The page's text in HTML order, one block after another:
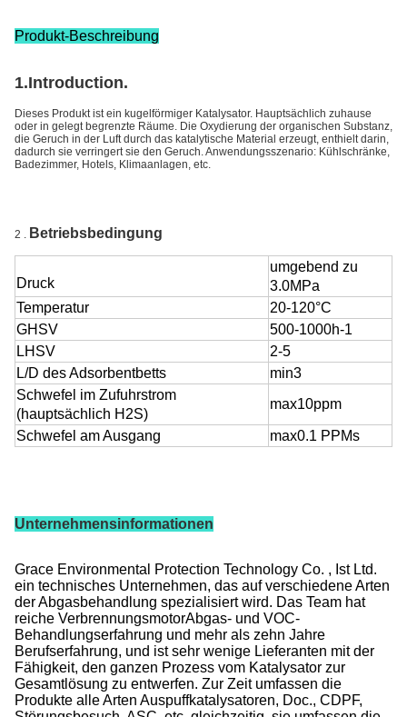
Produkt-Beschreibung
1.Introduction.
Dieses Produkt ist ein kugelförmiger Katalysator. Hauptsächlich zuhause
oder in gelegt begrenzte Räume. Die Oxydierung der organischen Substanz,
die Geruch in der Luft durch das katalytische Material erzeugt, enthielt darin,
dadurch sie verringert sie den Geruch. Anwendungsszenario: Kühlschränke,
Badezimmer, Hotels, Klimaanlagen, etc.
2 . Betriebsbedingung
Druck
umgebend zu
3.0MPa
Temperatur
20-120°C
GHSV
500-1000h-1
LHSV
2-5
L/D des Adsorbentbetts
min3
Schwefel im Zufuhrstrom
(hauptsächlich H2S)
max10ppm
Schwefel am Ausgang max0.1 PPMs
Unternehmensinformationen
Grace Environmental Protection Technology Co. , Ist Ltd.
ein technisches Unternehmen, das auf verschiedene Arten
der Abgasbehandlung spezialisiert wird. Das Team hat
reiche VerbrennungsmotorAbgas- und VOC-
Behandlungserfahrung und mehr als zehn Jahre
Berufserfahrung, und ist sehr wenige Lieferanten mit der
Fähigkeit, den ganzen Prozess vom Katalysator zur
Gesamtlösung zu entwerfen. Zur Zeit umfassen die
Produkte alle Arten Auspuffkatalysatoren, Doc., CDPF,